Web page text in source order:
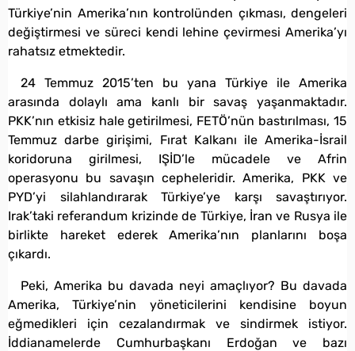
Türkiye’nin Amerika’nın kontrolünden çıkması, dengeleri
değiştirmesi ve süreci kendi lehine çevirmesi Amerika’yı
rahatsız etmektedir.
24 Temmuz 2015’ten bu yana Türkiye ile Amerika
arasında dolaylı ama kanlı bir savaş yaşanmaktadır.
PKK’nın etkisiz hale getirilmesi, FETÖ’nün bastırılması, 15
Temmuz darbe girişimi, Fırat Kalkanı ile Amerika-İsrail
koridoruna girilmesi, IŞİD’le mücadele ve Afrin
operasyonu bu savaşın cepheleridir. Amerika, PKK ve
PYD’yi silahlandırarak Türkiye’ye karşı savaştırıyor.
Irak’taki referandum krizinde de Türkiye, İran ve Rusya ile
birlikte hareket ederek Amerika’nın planlarını boşa
çıkardı.
Peki, Amerika bu davada neyi amaçlıyor? Bu davada
Amerika, Türkiye’nin yöneticilerini kendisine boyun
eğmedikleri için cezalandırmak ve sindirmek istiyor.
İddianamelerde Cumhurbaşkanı Erdoğan ve bazı